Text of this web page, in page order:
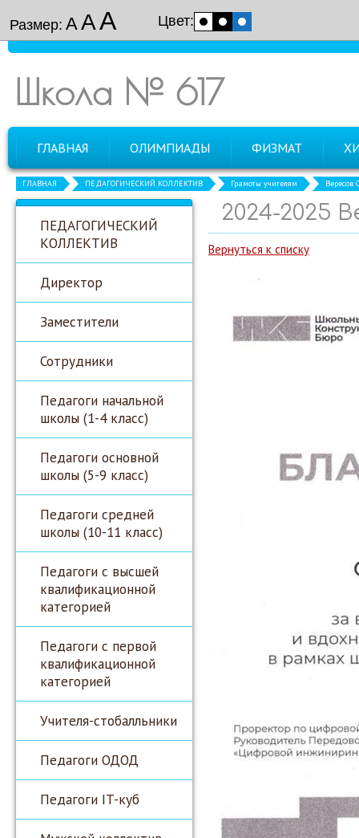
Размер: ААА Цвет:
Школа № 617
ГЛАВНАЯ ОЛИМПИАДЫ ФИЗМАТ
ГЛАВНАЯ ПЕДАГОГИЧЕСКИЙ КОЛЛЕКТИВ Грамоты учителям Вересов
ПЕДАГОГИЧЕСКИЙ
КОЛЛЕКТИВ
Директор
Заместители
Сотрудники
Педагоги начальной
школы (1-4 класс)
Педагоги основной
школы (5-9 класс)
Педагоги средней
школы (10-11 класс)
Педагоги с высшей
квалификационной
категорией
Педагоги с первой
квалификационной
категорией
Учителя-стобалльники
Педагоги ОДОД
Педагоги IT-куб
2024-2025
Вернуться к списку